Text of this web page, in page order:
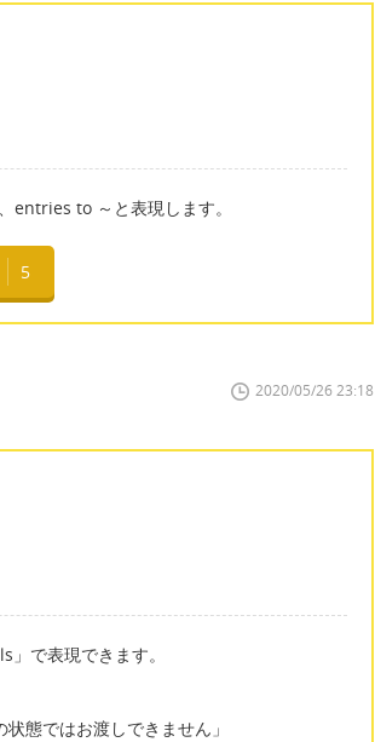
entries to ～と表現します。
5
2020/05/26 23:18
で表現できます。
態ではお渡しできません」